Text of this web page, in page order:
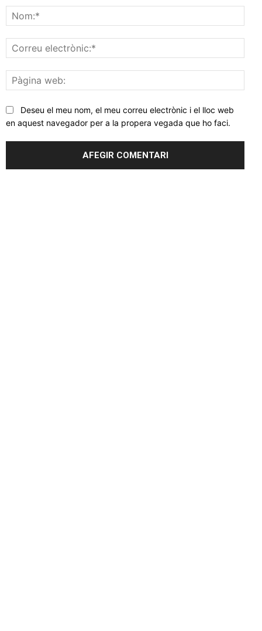
web:
Deseu el meu nom, el meu correu electrònic i el lloc web
en aquest navegador per a la propera vegada que ho faci.